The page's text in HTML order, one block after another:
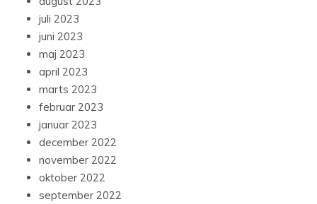
juli 2023
juni 2023
maj 2023
april 2023
marts 2023
februar 2023
januar 2023
december 2022
november 2022
oktober 2022
september 2022